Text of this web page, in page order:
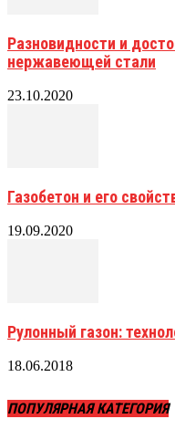
Разновидности и
нержавеющей стали
23.10.2020
Газобетон и его
19.09.2020
Рулонный газон:
18.06.2018
ПОПУЛЯРНАЯ КАТЕГОРИЯ